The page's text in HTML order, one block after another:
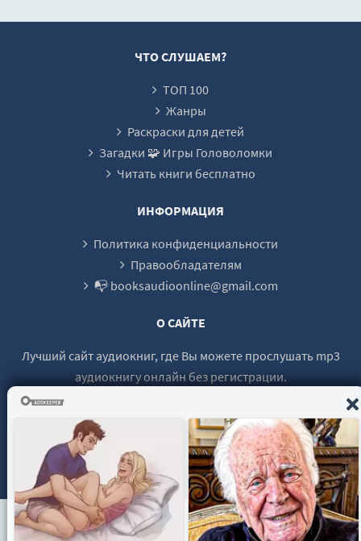
ЧТО СЛУШАЕМ?
ТОП 100
Жанры
Раскраски для детей
Загадки 🧩 Игры Головоломки
Читать книги бесплатно
ИНФОРМАЦИЯ
Политика конфиденциальности
Правообладателям
📭 booksaudioonline@gmail.com
О САЙТЕ
Лучший сайт аудиокниг, где Вы можете прослушать mp3
аудиокнигу онлайн без регистрации.
© 2021 - 2026 booksaudio-online.com Все права защищены.